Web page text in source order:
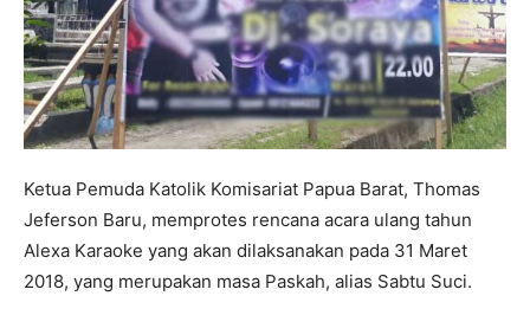
Ketua Pemuda Katolik Komisariat Papua Barat, Thomas
Jeferson Baru, memprotes rencana acara ulang tahun
Alexa Karaoke yang akan dilaksanakan pada 31 Maret
2018, yang merupakan masa Paskah, alias Sabtu Suci.